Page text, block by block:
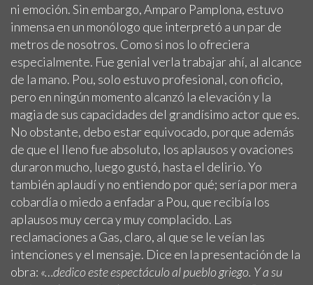
ni emoción. Sin embargo, Amparo Pamplona, estuvo
inmensa en un monólogo que interpretó a un par de
metros de nosotros. Como si nos lo ofreciera
especialmente. Fue genial verla trabajar ahí, al alcance
de la mano. Pou, solo estuvo profesional, con oficio,
pero en ningún momento alcanzó la elevación y la
magia de sus capacidades del grandísimo actor que es.
No obstante, debo estar equivocado, porque además
de que el lleno fue absoluto, los aplausos y ovaciones
duraron mucho, luego gustó, hasta el delirio. Yo
también aplaudí y no entiendo por qué; sería por mera
cobardía o miedo a enfadar a Pou, que recibía los
aplausos muy cerca y muy complacido. Las
reclamaciones a Gas, claro, al que se le veían las
intenciones y el mensaje. Dice en la presentación de la
obra: «…dedico este espectáculo al pueblo griego. Y a su